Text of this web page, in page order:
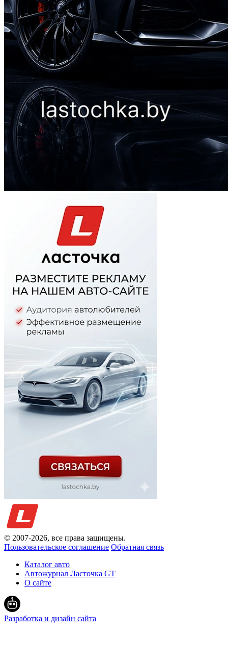
© 2007-2026, все права защищены.
Пользовательское соглашение Обратная связь
Каталог авто
Автожурнал Ласточка GT
О сайте
Разработка и дизайн сайта